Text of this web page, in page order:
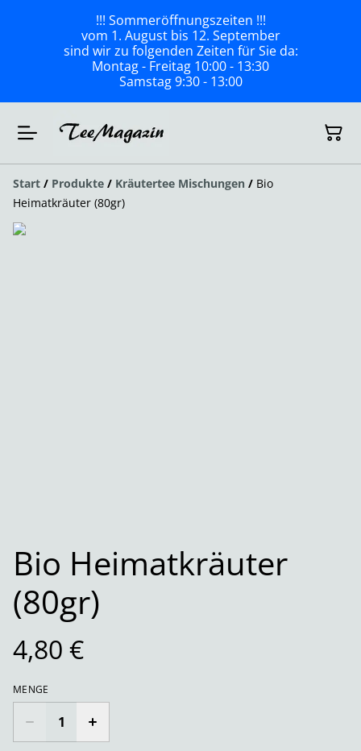
!!! Sommeröffnungszeiten !!!
vom 1. August bis 12. September
sind wir zu folgenden Zeiten für Sie da:
Montag - Freitag 10:00 - 13:30
Samstag 9:30 - 13:00
Start / Produkte / Kräutertee Mischungen / Bio
Heimatkräuter (80gr)
Bio Heimatkräuter
(80gr)
4,80 €
MENGE